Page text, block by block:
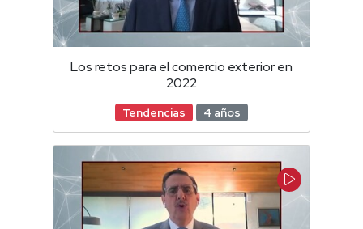
Los retos para el comercio exterior en
2022
Tendencias 4 años